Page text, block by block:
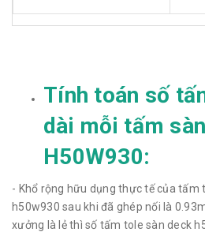
Tính toán số
dài mỗi tấm
H50W930:
- Khổ rộng hữu dụng thực tế của tấm
h50w930 sau khi đã ghép nối là
xưởng là lẻ thì số tấm tole sàn deck